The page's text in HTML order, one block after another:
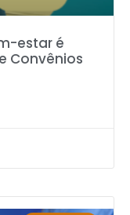
estar é
Convênios